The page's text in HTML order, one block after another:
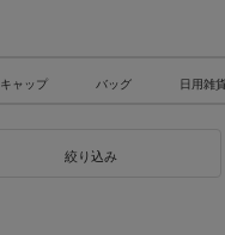
キャップ バッグ 日用雑
絞り込み